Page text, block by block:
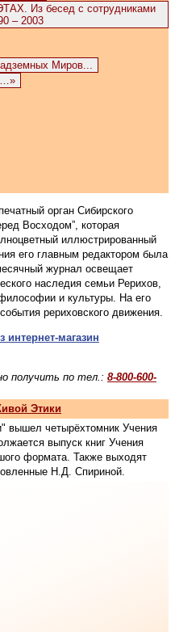
Из бесед с сотрудниками
– 2003
Миров...
орган Сибирского
Восходом”, которая
иллюстрированный
его главным редактором была
журнал освещает
наследия семьи Рерихов,
и культуры. На его
рериховского движения.
магазин
получить по тел.: 8-800-600-
Этики
вышел четырёхтомник Учения
выпуск книг Учения
формата. Также выходят
Н.Д. Спириной.